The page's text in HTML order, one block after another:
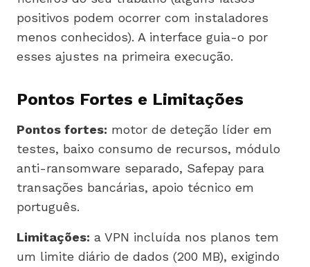
positivos podem ocorrer com instaladores
menos conhecidos). A interface guia-o por
esses ajustes na primeira execução.
Pontos Fortes e Limitações
Pontos fortes: motor de deteção líder em
testes, baixo consumo de recursos, módulo
anti-ransomware separado, Safepay para
transações bancárias, apoio técnico em
português.
Limitações: a VPN incluída nos planos tem
um limite diário de dados (200 MB), exigindo